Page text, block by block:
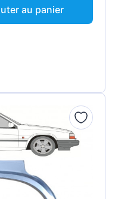
au panier